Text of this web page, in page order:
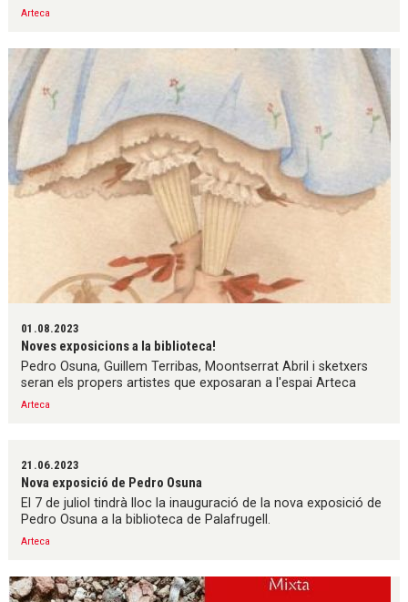
Arteca
01.08.2023
Noves exposicions a la biblioteca!
Pedro Osuna, Guillem Terribas, Moontserrat Abril i sketxers
seran els propers artistes que exposaran a l'espai Arteca
Arteca
21.06.2023
Nova exposició de Pedro Osuna
El 7 de juliol tindrà lloc la inauguració de la nova exposició de
Pedro Osuna a la biblioteca de Palafrugell.
Arteca